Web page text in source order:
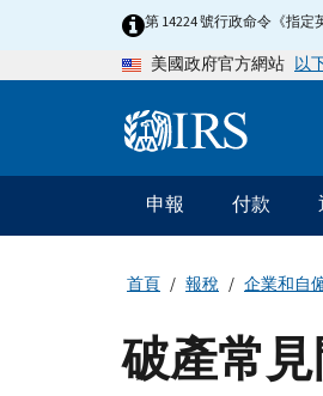
第 14224 號行政命令《指
美國政府官方網站 以
主
要
導
申報 付款
首頁 報稅 企業和自
破產常